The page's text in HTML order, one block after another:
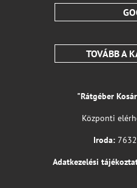
TOVÁBB A
"Rátgéber
Központi
Iroda:
Adatkezelési